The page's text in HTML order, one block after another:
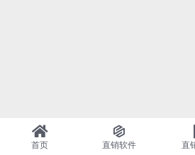
首页 直销软件 直